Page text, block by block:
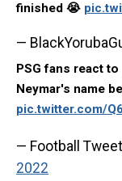
finished 😭
—
PSG fans react
Neymar's name
pic.twitter.com/
— Football
2022